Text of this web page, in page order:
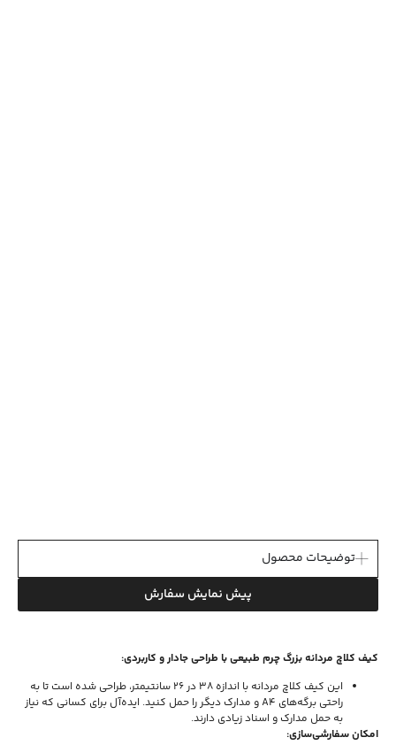
توضیحات محصول
پیش نمایش سفارش
کیف کلاچ مردانه بزرگ چرم طبیعی با طراحی جادار و کاربردی:
این کیف کلاچ مردانه با اندازه 38 در 26 سانتیمتر، طراحی شده است تا به
راحتی برگه‌های A4 و مدارک دیگر را حمل کنید. ایده‌آل برای کسانی که نیاز
به حمل مدارک و اسناد زیادی دارند.
امکان سفارشی‌سازی: